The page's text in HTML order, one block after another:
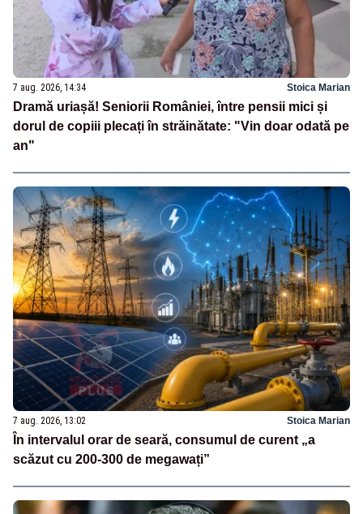
7 aug. 2026, 14:34 Stoica Marian
Dramă uriașă! Seniorii României, între pensii mici și
dorul de copiii plecați în străinătate: "Vin doar odată pe
an"
7 aug. 2026, 13:02 Stoica Marian
În intervalul orar de seară, consumul de curent „a
scăzut cu 200-300 de megawați”